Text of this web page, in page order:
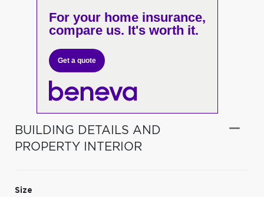
For your home insurance,
compare us. It's worth it.
Get a quote
BUILDING DETAILS AND
PROPERTY INTERIOR
Size